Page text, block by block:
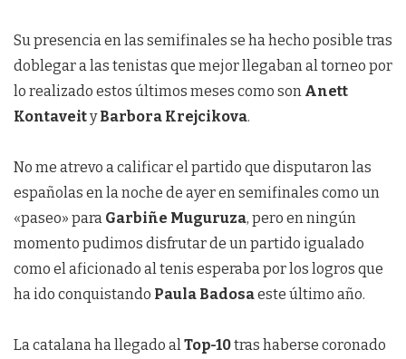
Su presencia en las semifinales se ha hecho posible tras
doblegar a las tenistas que mejor llegaban al torneo por
lo realizado estos últimos meses como son Anett
KontaveityBarbora Krejcikova.
No me atrevo a calificar el partido que disputaron las
españolas en la noche de ayer en semifinales como un
«paseo» para Garbiñe Muguruza, pero en ningún
momento pudimos disfrutar de un partido igualado
como el aficionado al tenis esperaba por los logros que
ha ido conquistando Paula Badosaeste último año.
La catalana ha llegado alTop-10tras haberse coronado